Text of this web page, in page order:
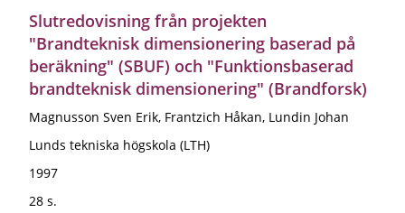
Slutredovisning från projekten
"Brandteknisk dimensionering baserad på
beräkning" (SBUF) och "Funktionsbaserad
brandteknisk dimensionering" (Brandforsk)
Magnusson Sven Erik, Frantzich Håkan, Lundin Johan
Lunds tekniska högskola (LTH)
1997
28 s.